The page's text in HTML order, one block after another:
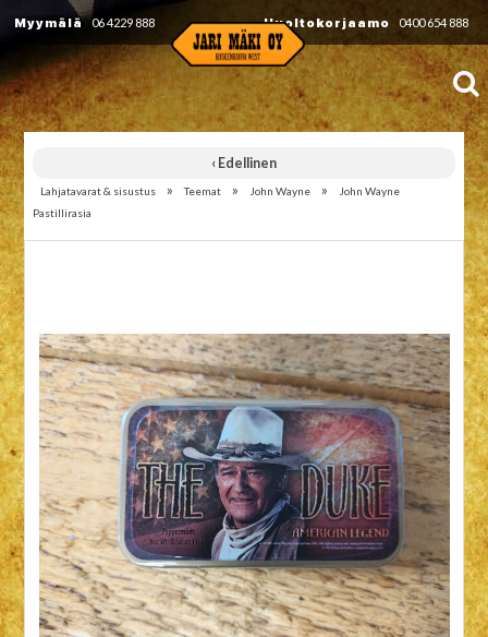
Myymälä 06 4229 888 Huoltokorjaamo 0400 654 888
‹ Edellinen
Lahjatavarat & sisustus » Teemat » John Wayne »
John Wayne
Pastillirasia